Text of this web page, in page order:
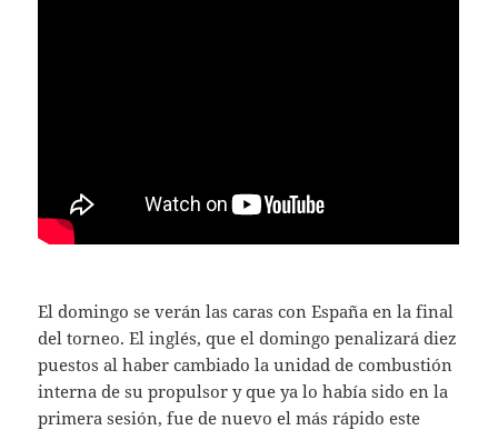
El domingo se verán las caras con España en la final
del torneo. El inglés, que el domingo penalizará diez
puestos al haber cambiado la unidad de combustión
interna de su propulsor y que ya lo había sido en la
primera sesión, fue de nuevo el más rápido este